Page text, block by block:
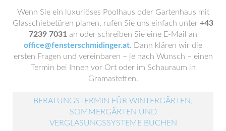
Wenn Sie ein luxuriöses Poolhaus oder Gartenhaus mit
Glasschiebetüren planen, rufen Sie uns einfach unter +43
7239 7031 an oder schreiben Sie eine E-Mail an
office@fensterschmidinger.at. Dann klären wir die
ersten Fragen und vereinbaren – je nach Wunsch – einen
Termin bei Ihnen vor Ort oder im Schauraum in
Gramastetten.
BERATUNGSTERMIN FÜR WINTERGÄRTEN,
SOMMERGÄRTEN UND
VERGLASUNGSSYSTEME BUCHEN